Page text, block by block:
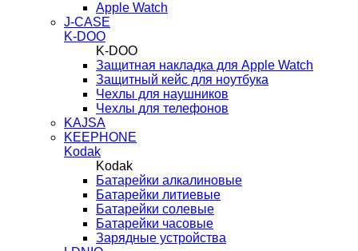
Apple Watch
J-CASE
K-DOO
K-DOO
Защитная накладка для Apple Watch
Защитный кейс для ноутбука
Чехлы для наушников
Чехлы для телефонов
KAJSA
KEEPHONE
Kodak
Kodak
Батарейки алкалиновые
Батарейки литиевые
Батарейки солевые
Батарейки часовые
Зарядные устройства